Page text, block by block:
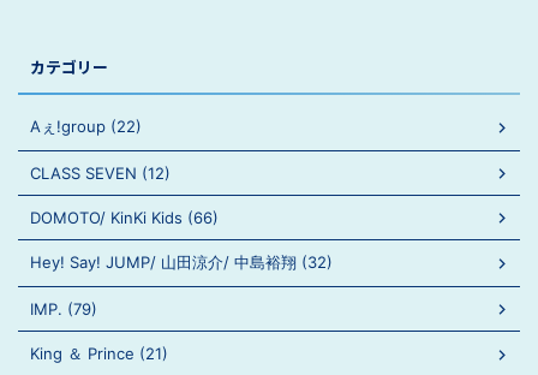
カテゴリー
Aぇ!group (22)
CLASS SEVEN (12)
DOMOTO/ KinKi Kids (66)
Hey! Say! JUMP/ 山田涼介/ 中島裕翔 (32)
IMP. (79)
King ＆ Prince (21)